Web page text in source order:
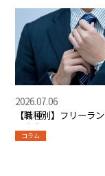
【職種別】フリーラ
ル完全ガイド【PMO・
IT・DX・M&A】
2026.07.06
コラム